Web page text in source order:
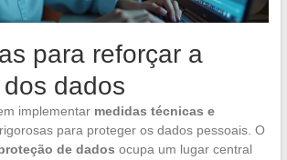
para reforçar a
dados
implementar medidas técnicas e
rigorosas para proteger os dados pessoais. O
de dados ocupa um lugar central